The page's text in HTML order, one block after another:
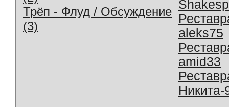
Трёп - Флуд / Обсуждение
(3)
aleks75
amid33
Никита-